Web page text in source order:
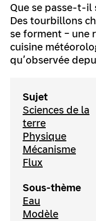
Que se passe-t-il
Des tourbillons
se forment – une
cuisine
qu’observée
Sujet
Sciences de la
terre
Physique
Mécanisme
Flux
Sous-thème
Eau
Modèle